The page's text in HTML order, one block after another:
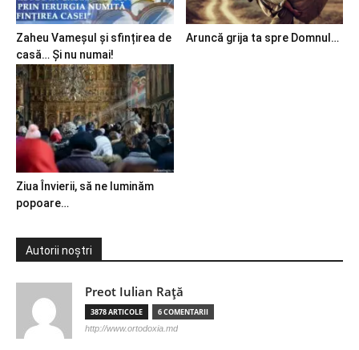
Zaheu Vameșul și sfințirea de
casă… Și nu numai!
Aruncă grija ta spre Domnul…
Ziua Învierii, să ne luminăm
popoare…
Autorii noștri
Preot Iulian Raţă
3878 ARTICOLE 6 COMENTARII
http://www.ortodoxia.md